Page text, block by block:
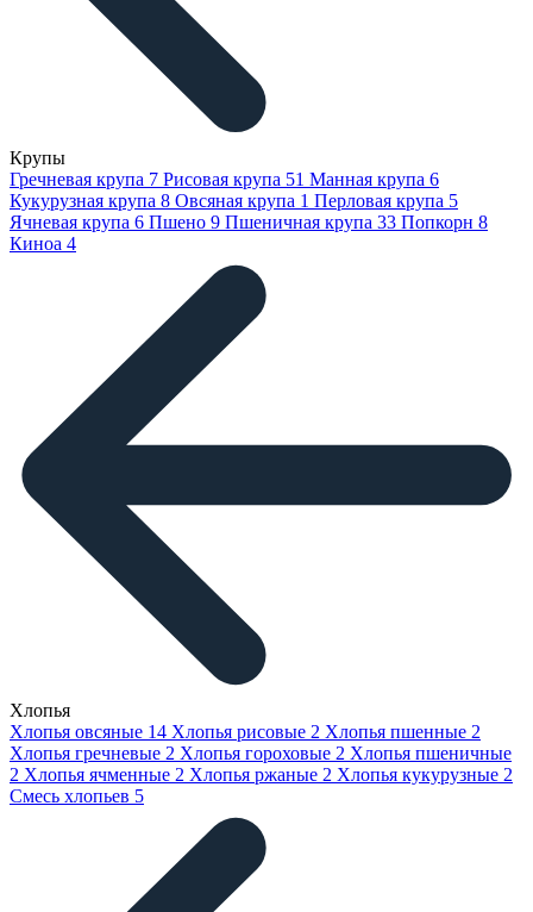
Крупы
Гречневая крупа 7 Рисовая крупа 51 Манная крупа 6
Кукурузная крупа 8 Овсяная крупа 1 Перловая крупа 5
Ячневая крупа 6 Пшено 9 Пшеничная крупа 33 Попкорн 8
Киноа 4
Хлопья
Хлопья овсяные 14 Хлопья рисовые 2 Хлопья пшенные 2
Хлопья гречневые 2 Хлопья гороховые 2 Хлопья пшеничные
2 Хлопья ячменные 2 Хлопья ржаные 2 Хлопья кукурузные 2
Смесь хлопьев 5